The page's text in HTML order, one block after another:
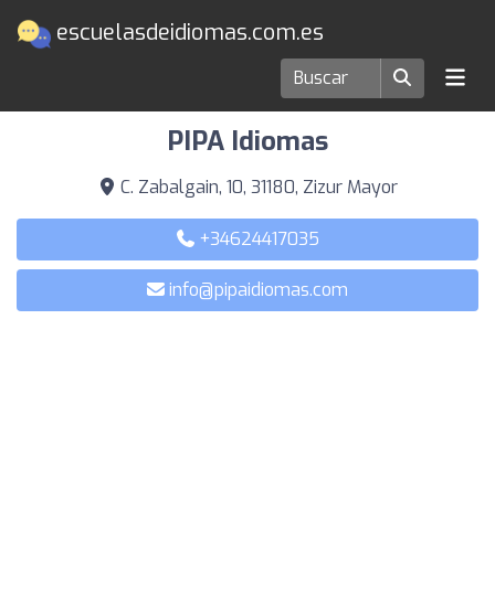
escuelasdeidiomas.com.es
Escuelas de idiomas en Zizur Mayor
PIPA Idiomas
C. Zabalgain, 10, 31180, Zizur Mayor
+34624417035
info@pipaidiomas.com